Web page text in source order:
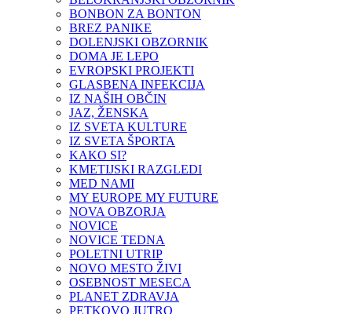
BONBON ZA BONTON
BREZ PANIKE
DOLENJSKI OBZORNIK
DOMA JE LEPO
EVROPSKI PROJEKTI
GLASBENA INFEKCIJA
IZ NAŠIH OBČIN
JAZ, ŽENSKA
IZ SVETA KULTURE
IZ SVETA ŠPORTA
KAKO SI?
KMETIJSKI RAZGLEDI
MED NAMI
MY EUROPE MY FUTURE
NOVA OBZORJA
NOVICE
NOVICE TEDNA
POLETNI UTRIP
NOVO MESTO ŽIVI
OSEBNOST MESECA
PLANET ZDRAVJA
PETKOVO JUTRO